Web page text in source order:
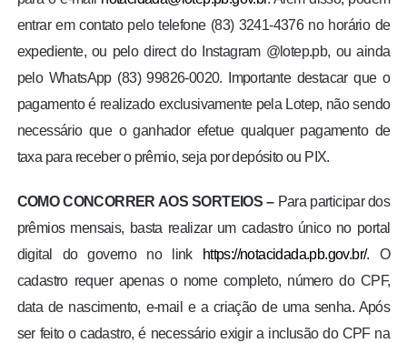
entrar em contato pelo telefone (83) 3241-4376 no horário de
expediente, ou pelo direct do Instagram @lotep.pb, ou ainda
pelo WhatsApp (83) 99826-0020. Importante destacar que o
pagamento é realizado exclusivamente pela Lotep, não sendo
necessário que o ganhador efetue qualquer pagamento de
taxa para receber o prêmio, seja por depósito ou PIX.
COMO CONCORRER AOS SORTEIOS –Para participar dos
prêmios mensais, basta realizar um cadastro único no portal
digital do governo no link
https://notacidada.pb.gov.br/. O
cadastro requer apenas o nome completo, número do CPF,
data de nascimento, e-mail e a criação de uma senha. Após
ser feito o cadastro, é necessário exigir a inclusão do CPF na